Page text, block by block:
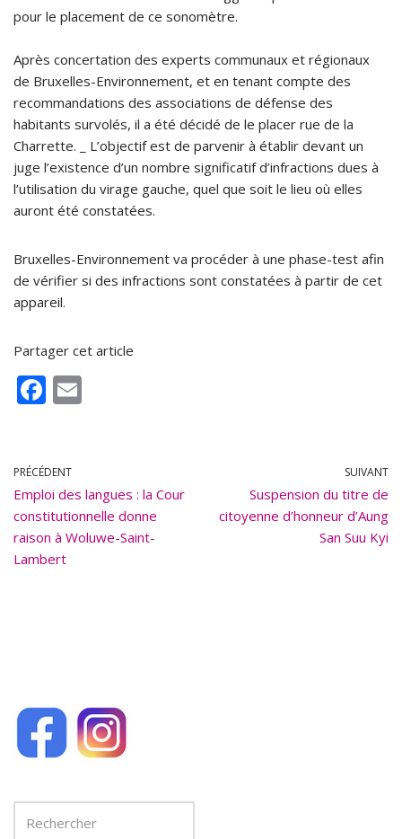
pour le placement de ce sonomètre.
Après concertation des experts communaux et régionaux
de Bruxelles-Environnement, et en tenant compte des
recommandations des associations de défense des
habitants survolés, il a été décidé de le placer rue de la
Charrette. _ L’objectif est de parvenir à établir devant un
juge l’existence d’un nombre significatif d’infractions dues à
l’utilisation du virage gauche, quel que soit le lieu où elles
auront été constatées.
Bruxelles-Environnement va procéder à une phase-test afin
de vérifier si des infractions sont constatées à partir de cet
appareil.
Partager cet article
F
b
o
o
k
PRÉCÉDENT
Emploi des langues : la Cour
constitutionnelle donne
raison à Woluwe-Saint-
Lambert
SUIVANT
Suspension du titre de
citoyenne d’honneur d’Aung
San Suu Kyi